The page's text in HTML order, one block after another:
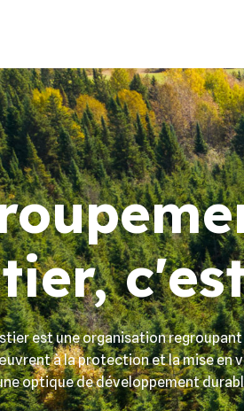
est une organisation
à la protection et la mise en
optique de développement